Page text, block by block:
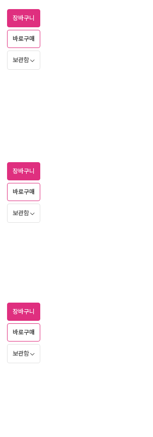
장바구니
바로구매
보관함
장바구니
바로구매
보관함
장바구니
바로구매
보관함